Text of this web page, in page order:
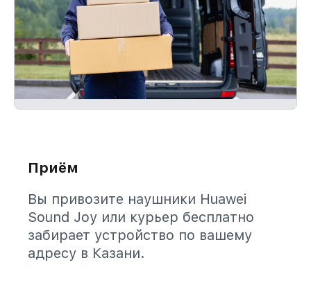
Приём
Вы привозите наушники Huawei
Sound Joy или курьер бесплатно
забирает устройство по вашему
адресу в Казани.